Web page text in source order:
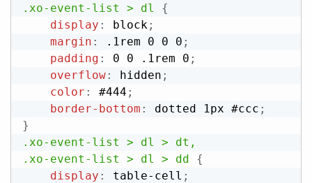
.xo-event-list > dl
{
display : block;
margin : .1rem 0 0 0 ;
padding : 0 0 .1rem 0 ;
overflow: hidden ;
color : #444 ;
border-bottom : dotted 1px #ccc ;
}
.xo-event-list > dl > dt,
.xo-event-list > dl > dd
{
display : table-cell ;